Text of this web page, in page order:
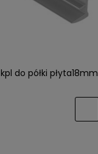
do półki płyta18mm